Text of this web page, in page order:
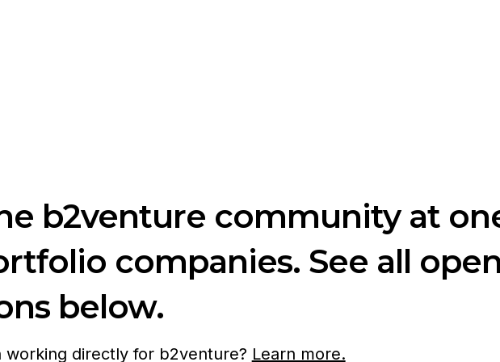
b2venture community at
companies. See all
below.
working directly for b2venture? Learn more.